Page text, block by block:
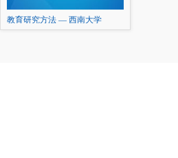
教育研究方法 — 西南大学